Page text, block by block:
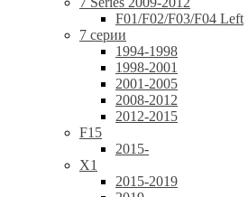
F01/F02/F03/F04 Left
7 серии
1994-1998
1998-2001
2001-2005
2008-2012
2012-2015
F15
2015-
X1
2015-2019